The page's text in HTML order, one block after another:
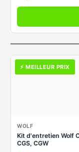
⚡ MEILLEUR PRIX
WOLF
Kit d'entretien Wolf
CGS, CGW